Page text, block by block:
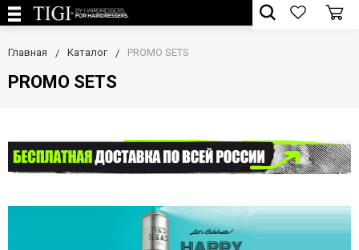
Главная Каталог PROMO SETS
PROMO SETS